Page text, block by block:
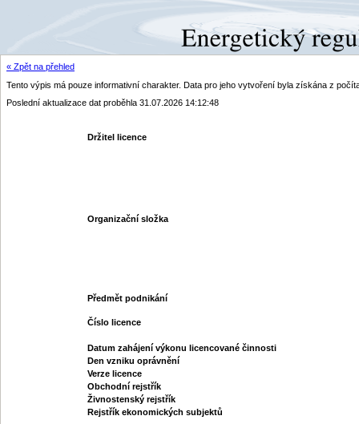
« Zpět na přehled
Tento výpis má pouze informativní charakter. Data pro jeho vytvoření byla získána z
Poslední aktualizace dat proběhla 31.07.2026 14:12:48
Držitel licence
Organizační složka
Předmět podnikání
Číslo licence
Datum zahájení výkonu licencované činnosti
Den vzniku oprávnění
Verze licence
Obchodní rejstřík
Živnostenský rejstřík
Rejstřík ekonomických subjektů